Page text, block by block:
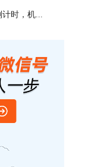
计时，机...